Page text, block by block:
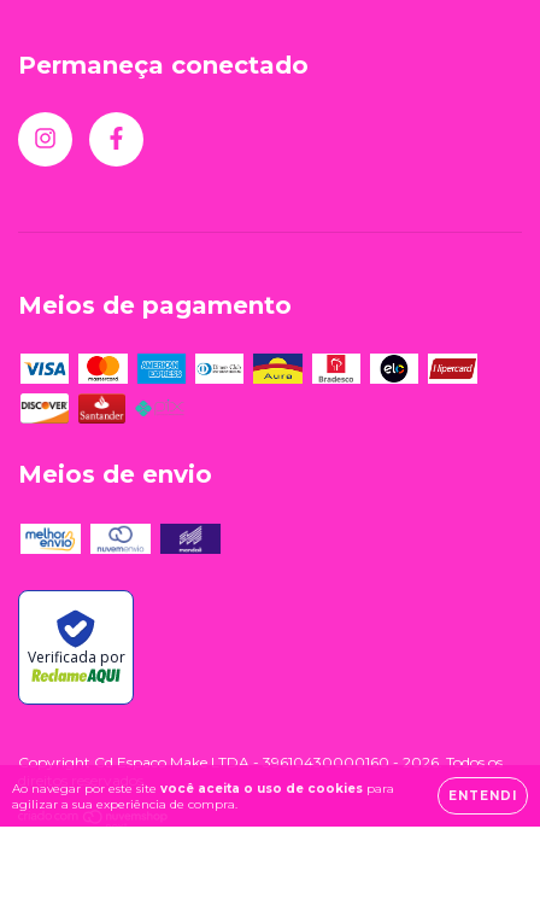
Ao navegar por este site você aceita o uso de cookies para
agilizar a sua experiência de compra.
ENTENDI
Permaneça conectado
Meios de pagamento
Meios de envio
Verificada por
Copyright Cd Espaco Make LTDA - 39610430000160 - 2026. Todos os